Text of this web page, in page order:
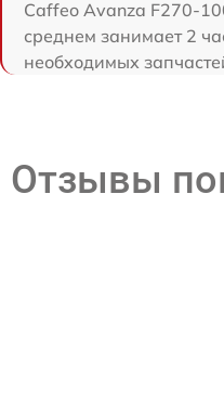
Caffeo Avanza F270-
среднем занимает 2
необходимых
Отзывы